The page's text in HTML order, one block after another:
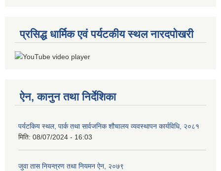
प्रसिद्ध धार्मिक एवं पर्यटकीय स्थल नारदपोखरी
ऐन, कानुन तथा निर्देशिका
पर्यटकिय स्थल, पार्क तथा सार्वजनिक शौचालय व्यवस्थापन कार्यविधि, २०८१
मिति: 08/07/2024 - 16:03
जुवा तास नियन्त्रण तथा नियमन ऐन, २०७९